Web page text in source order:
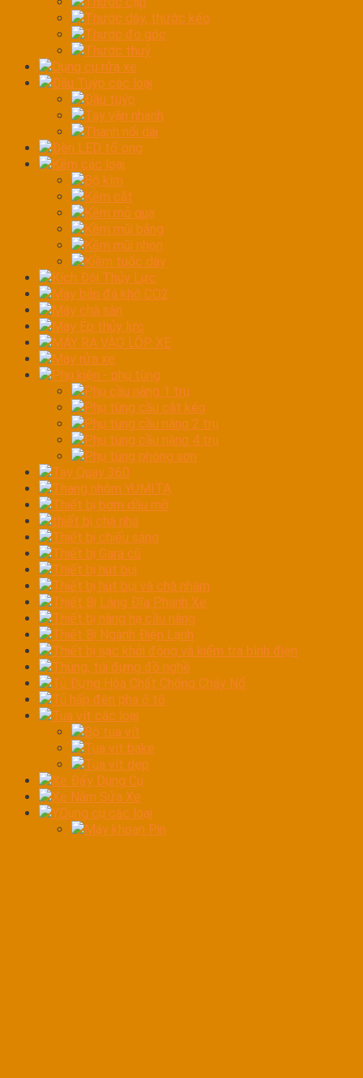
Thước dây, thước kéo
Thước đo góc
Thước thuỷ
Dụng cụ rửa xe
Đầu Tuýp các loại
Đầu tuýp
Tay vặn nhanh
Thanh nối dài
Đèn LED tổ ong
Kềm các loại
Bộ kìm
Kềm cắt
Kềm mỏ quạ
Kềm mũi bằng
Kềm mũi nhọn
Kiềm tuốc dây
Kích Đội Thủy Lực
Máy bắn đá khô CO2
Máy chà sàn
Máy Ép thủy lực
MÁY RA VÀO LỐP XE
Máy rửa xe
Phụ kiện - phụ tùng
Phụ cầu nâng 1 trụ
Phụ tùng cầu cắt kéo
Phụ tùng cầu nâng 2 trụ
Phụ tùng cầu nâng 4 trụ
Phụ tùng phòng sơn
Tay Quay 360
Thang nhôm YUMITA
Thiết bị bơm dầu mỡ
thiết bị chà nhá
Thiết bị chiếu sáng
Thiết bị Gara cũ
Thiết bị hút bụi
Thiết bị hút bụi và chà nhám
Thiết Bị Láng Đĩa Phanh Xe
Thiết bị nâng hạ cầu nâng
Thiết Bị Ngành Điện Lạnh
Thiết bị sạc khởi động và kiểm tra bình điện
Thùng, túi đựng đồ nghề
Tủ Đựng Hóa Chất Chống Cháy Nổ
Tủ hấp đèn pha ô tô
Tua vít các loại
Bộ tua vít
Tua vít bake
Tua vít dẹp
Xe Đẩy Dụng Cụ
Xe Nằm Sửa Xe
YDụng cụ các loại
Máy khoan Pin